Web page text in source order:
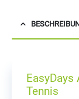
EasyDays
Tennis